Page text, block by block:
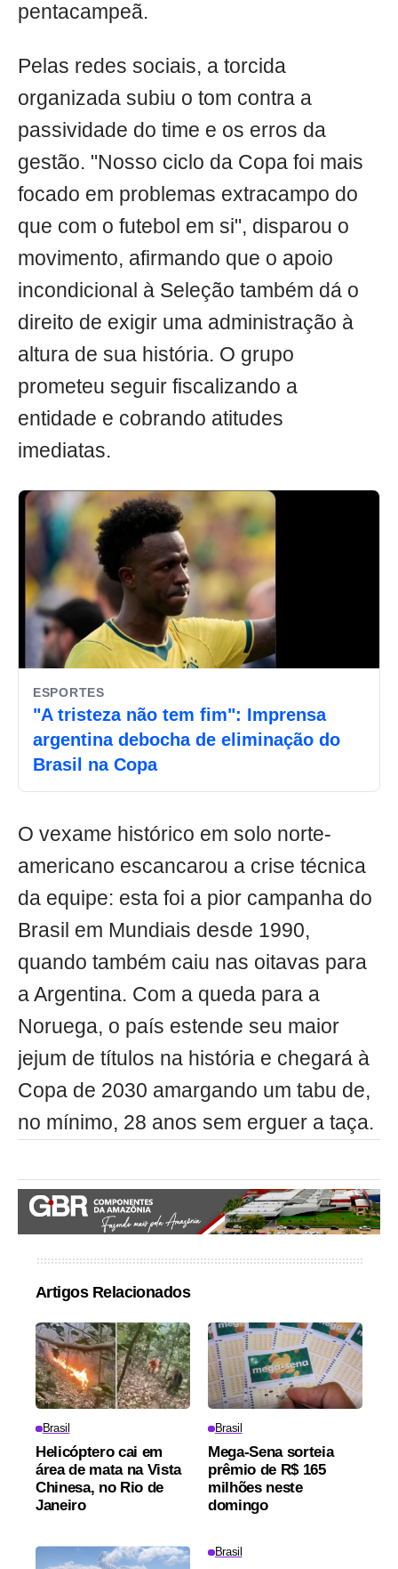
pentacampeã.
Pelas redes sociais, a torcida
organizada subiu o tom contra a
passividade do time e os erros da
gestão. "Nosso ciclo da Copa foi mais
focado em problemas extracampo do
que com o futebol em si", disparou o
movimento, afirmando que o apoio
incondicional à Seleção também dá o
direito de exigir uma administração à
altura de sua história. O grupo
prometeu seguir fiscalizando a
entidade e cobrando atitudes
imediatas.
ESPORTES
"A tristeza não tem fim": Imprensa
argentina debocha de eliminação do
Brasil na Copa
O vexame histórico em solo norte-
americano escancarou a crise técnica
da equipe: esta foi a pior campanha do
Brasil em Mundiais desde 1990,
quando também caiu nas oitavas para
a Argentina. Com a queda para a
Noruega, o país estende seu maior
jejum de títulos na história e chegará à
Copa de 2030 amargando um tabu de,
no mínimo, 28 anos sem erguer a taça.
Artigos Relacionados
Brasil
Helicóptero cai em
área de mata na Vista
Chinesa, no Rio de
Janeiro
Brasil
Mega-Sena sorteia
prêmio de R$ 165
milhões neste
domingo
Brasil